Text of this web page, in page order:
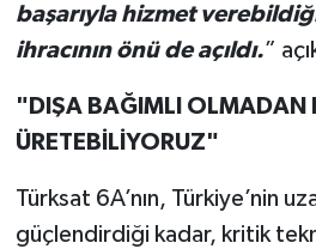
başarıyla hizmet
ihracının önü de açıldı.”
"DIŞA BAĞIMLI OLMADAN
ÜRETEBİLİYORUZ"
Türksat 6A’nın, Türkiye’nin
güçlendirdiği kadar, kritik